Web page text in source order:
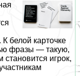
белой карточке
фразы — такую,
игрок,